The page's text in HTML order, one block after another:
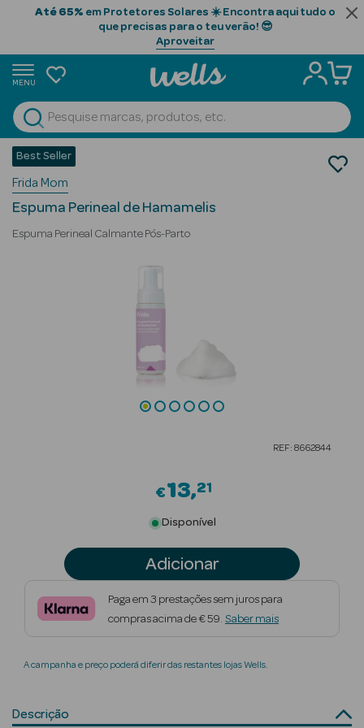
Até 65% em Protetores Solares ☀️ Encontra aqui tudo o
que precisas para o teu verão! 😎
Aproveitar
MENU
Ver Tudo
Beauty Season
Beauty Season
Cabelo
Profissional
Maquilhagem
Beauty Season
Nutricosmética
Beauty Season
Bebé e Mamã
Mamã
Cuidados Pós-Parto
Best Seller
Frida Mom
Espuma Perineal de Hamamelis
Espuma Perineal Calmante Pós-Parto
REF: 8662844
€13 21
Disponível
Adicionar
Paga em 3 prestações sem juros para
compras acima de € 59. Saber mais
A campanha e preço poderá diferir das restantes lojas Wells.
Descrição